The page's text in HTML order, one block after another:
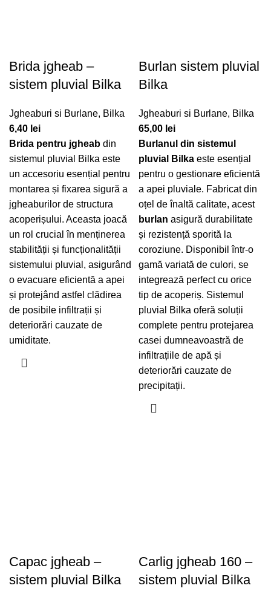
Brida jgheab –
sistem pluvial Bilka
Jgheaburi si Burlane, Bilka
6,40 lei
Brida pentru jgheab din
sistemul pluvial Bilka este
un accesoriu esențial pentru
montarea și fixarea sigură a
jgheaburilor de structura
acoperișului. Aceasta joacă
un rol crucial în menținerea
stabilității și funcționalității
sistemului pluvial, asigurând
o evacuare eficientă a apei
și protejând astfel clădirea
de posibile infiltrații și
deteriorări cauzate de
umiditate.
Burlan sistem pluvial
Bilka
Jgheaburi si Burlane, Bilka
65,00 lei
Burlanul din sistemul
pluvial Bilka este esențial
pentru o gestionare eficientă
a apei pluviale. Fabricat din
oțel de înaltă calitate, acest
burlan asigură durabilitate
și rezistență sporită la
coroziune. Disponibil într-o
gamă variată de culori, se
integrează perfect cu orice
tip de acoperiș. Sistemul
pluvial Bilka oferă soluții
complete pentru protejarea
casei dumneavoastră de
infiltrațiile de apă și
deteriorări cauzate de
precipitații.
Capac jgheab –
sistem pluvial Bilka
Carlig jgheab 160 –
sistem pluvial Bilka